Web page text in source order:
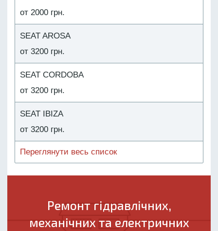
от 2000 грн.
SEAT AROSA
от 3200 грн.
SEAT CORDOBA
от 3200 грн.
SEAT IBIZA
от 3200 грн.
Переглянути весь список
Ремонт гідравлічних,
механічних та електричних